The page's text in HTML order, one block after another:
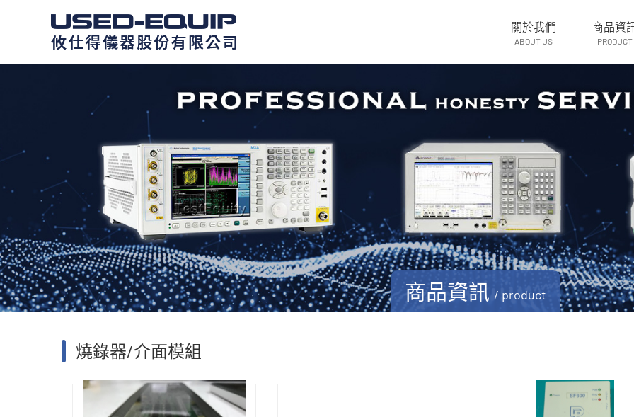
關於我們
ABOUT US
商品資
PRODUCT
商品資訊 / product
燒錄器/介面模組